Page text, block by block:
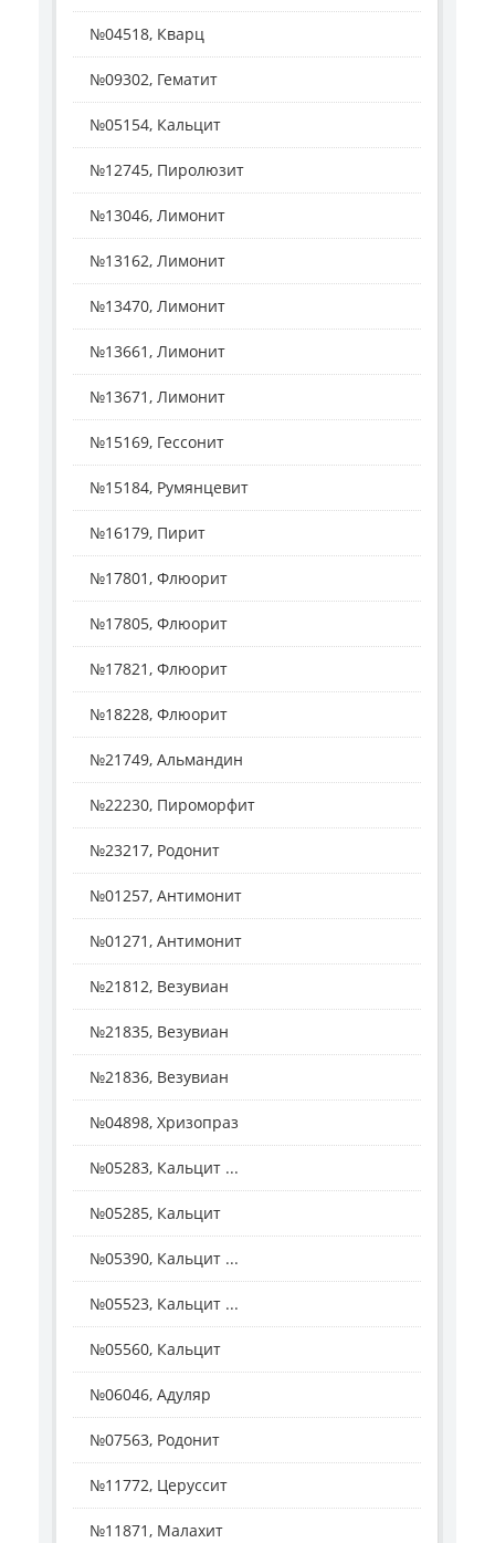
№04518, Кварц
№09302, Гематит
№05154, Кальцит
№12745, Пиролюзит
№13046, Лимонит
№13162, Лимонит
№13470, Лимонит
№13661, Лимонит
№13671, Лимонит
№15169, Гессонит
№15184, Румянцевит
№16179, Пирит
№17801, Флюорит
№17805, Флюорит
№17821, Флюорит
№18228, Флюорит
№21749, Альмандин
№22230, Пироморфит
№23217, Родонит
№01257, Антимонит
№01271, Антимонит
№21812, Везувиан
№21835, Везувиан
№21836, Везувиан
№04898, Хризопраз
№05283, Кальцит ...
№05285, Кальцит
№05390, Кальцит ...
№05523, Кальцит ...
№05560, Кальцит
№06046, Адуляр
№07563, Родонит
№11772, Церуссит
№11871, Малахит